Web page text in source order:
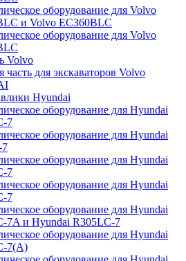
оборудование для Volvo
и Volvo EC360BLC
оборудование для Volvo
Volvo
часть для экскаваторов Volvo
Hyundai
оборудование для Hyundai
7
оборудование для Hyundai
7
оборудование для Hyundai
7
оборудование для Hyundai
7
оборудование для Hyundai
7A и Hyundai R305LC-7
оборудование для Hyundai
7(A)